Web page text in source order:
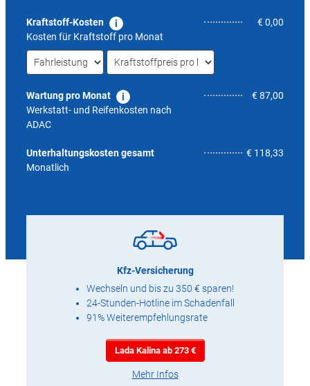
Kraftstoff-Kosten
Kosten für Kraftstoff pro Monat
€ 0,00
Wartung pro Monat
Werkstatt- und Reifenkosten nach
ADAC
€ 87,00
Unterhaltungskosten gesamt
Monatlich
€ 118,33
Kfz-Versicherung
Wechseln und bis zu 350 € sparen!
24-Stunden-Hotline im Schadenfall
91% Weiterempfehlungsrate
Lada Kalina ab 273 €
Mehr Infos